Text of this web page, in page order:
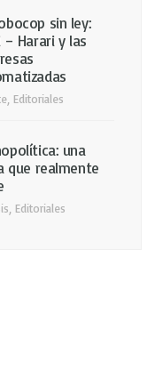
sin ley:
– Harari y las
Editoriales
una
que realmente
Editoriales